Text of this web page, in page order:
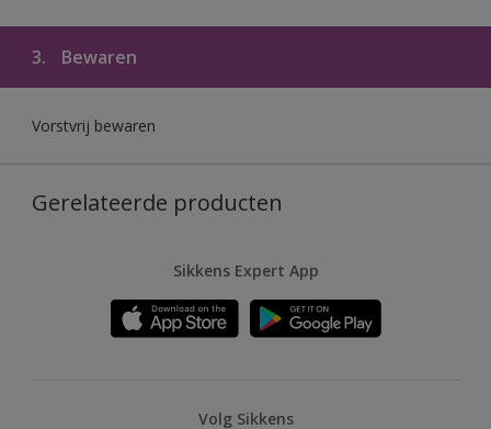
3. Bewaren
Vorstvrij bewaren
Gerelateerde producten
Sikkens Expert App
Volg Sikkens